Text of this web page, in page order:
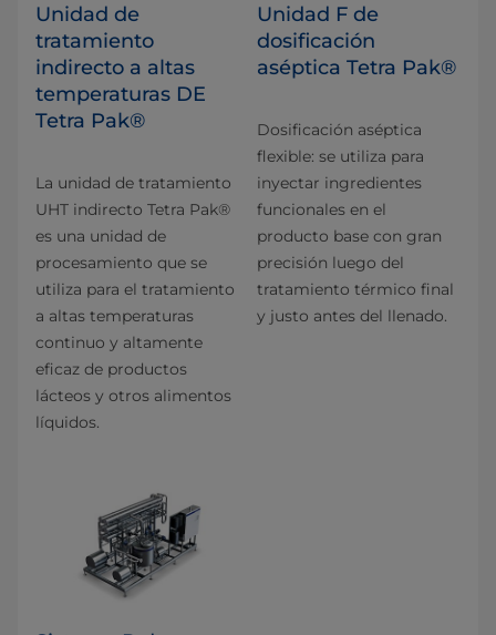
Unidad de
tratamiento
indirecto a altas
temperaturas DE
Tetra Pak®
La unidad de tratamiento
UHT indirecto Tetra Pak®
es una unidad de
procesamiento que se
utiliza para el tratamiento
a altas temperaturas
continuo y altamente
eficaz de productos
lácteos y otros alimentos
líquidos.
Unidad F de
dosificación
aséptica Tetra Pak®
Dosificación aséptica
flexible: se utiliza para
inyectar ingredientes
funcionales en el
producto base con gran
precisión luego del
tratamiento térmico final
y justo antes del llenado.